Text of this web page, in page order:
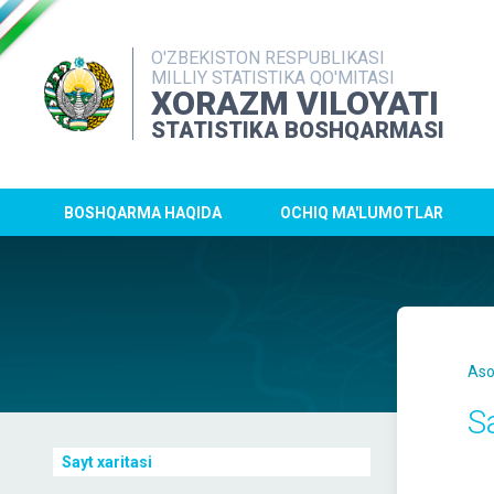
O'ZBEKISTON RESPUBLIKASI
MILLIY STATISTIKA QO'MITASI
XORAZM VILOYATI
STATISTIKA BOSHQARMASI
BOSHQARMA HAQIDA OCHIQ MA'LUMOTLAR
Sayt xaritasi